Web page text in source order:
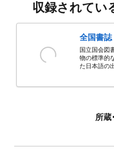
収録されてい
全国書誌
国立国会図
物の標準的
た日本語の
所蔵